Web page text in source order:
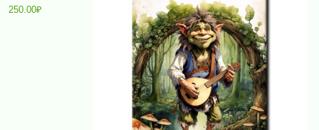
250.00₽